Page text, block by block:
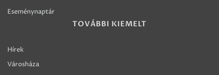
Eseménynaptár
TOVÁBBI KIEMELT
Hírek
Városháza